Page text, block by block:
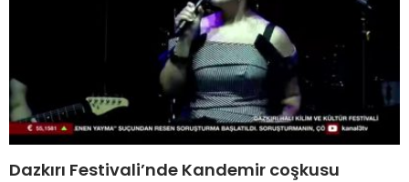
Dazkırı Festivali’nde Kandemir coşkusu